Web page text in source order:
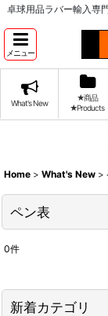
卓球用品ラバー輸入専
メニュー
What's New
★商品
★Products
Home > What's New >
ペン表
0件
新着カテゴリ